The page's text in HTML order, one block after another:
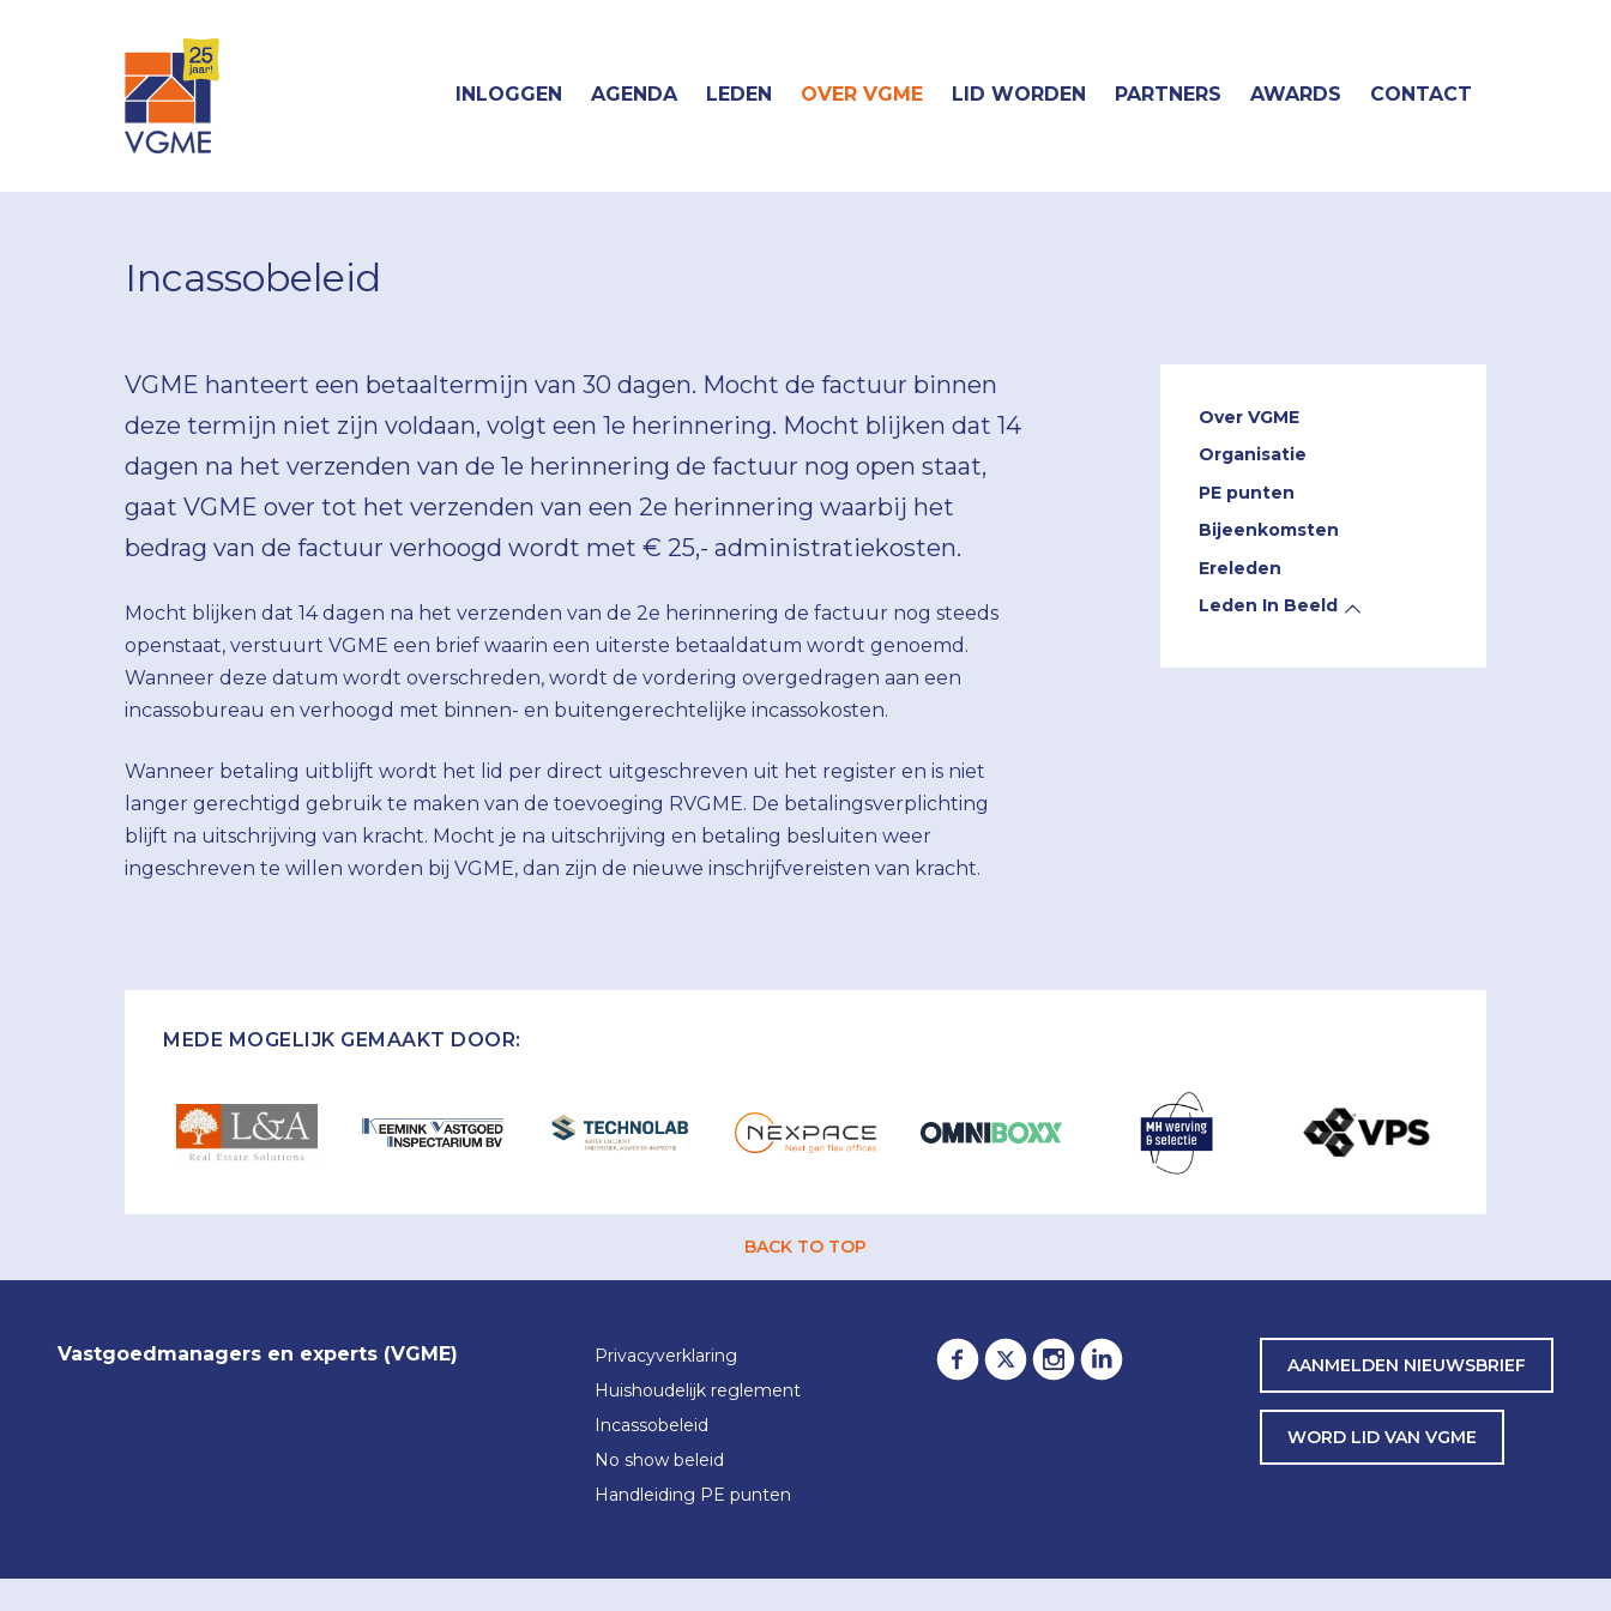
INLOGGEN AGENDA LEDEN OVER VGME LID WORDEN PARTNERS AWARDS CONTACT
Incassobeleid
VGME hanteert een betaaltermijn van 30 dagen. Mocht de factuur binnen
deze termijn niet zijn voldaan, volgt een 1e herinnering. Mocht blijken dat 14
dagen na het verzenden van de 1e herinnering de factuur nog open staat,
gaat VGME over tot het verzenden van een 2e herinnering waarbij het
bedrag van de factuur verhoogd wordt met € 25,- administratiekosten.
Mocht blijken dat 14 dagen na het verzenden van de 2e herinnering de factuur nog steeds
openstaat, verstuurt VGME een brief waarin een uiterste betaaldatum wordt genoemd.
Wanneer deze datum wordt overschreden, wordt de vordering overgedragen aan een
incassobureau en verhoogd met binnen- en buitengerechtelijke incassokosten.
Wanneer betaling uitblijft wordt het lid per direct uitgeschreven uit het register en is niet
langer gerechtigd gebruik te maken van de toevoeging RVGME. De betalingsverplichting
blijft na uitschrijving van kracht. Mocht je na uitschrijving en betaling besluiten weer
ingeschreven te willen worden bij VGME, dan zijn de nieuwe inschrijfvereisten van kracht.
Over VGME
Organisatie
PE punten
Bijeenkomsten
Ereleden
Leden In Beeld
MEDE MOGELIJK GEMAAKT DOOR:
BACK TO TOP
Vastgoedmanagers en experts (VGME)
Privacyverklaring
Huishoudelijk reglement
Incassobeleid
No show beleid
Handleiding PE punten
AANMELDEN NIEUWSBRIEF
WORD LID VAN VGME